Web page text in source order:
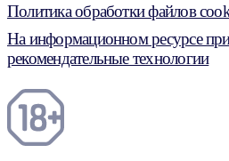
Политика обработки файлов
На информационном ресурсе
рекомендательные технологии